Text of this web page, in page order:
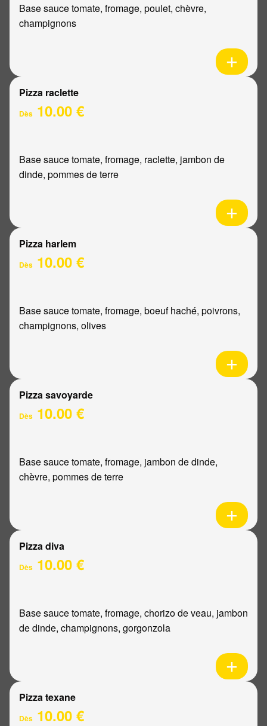
Base sauce tomate, fromage, poulet, chèvre,
champignons
Pizza raclette
Dès 10.00 €
Base sauce tomate, fromage, raclette, jambon de
dinde, pommes de terre
Pizza harlem
Dès 10.00 €
Base sauce tomate, fromage, boeuf haché, poivrons,
champignons, olives
Pizza savoyarde
Dès 10.00 €
Base sauce tomate, fromage, jambon de dinde,
chèvre, pommes de terre
Pizza diva
Dès 10.00 €
Base sauce tomate, fromage, chorizo de veau, jambon
de dinde, champignons, gorgonzola
Pizza texane
Dès 10.00 €